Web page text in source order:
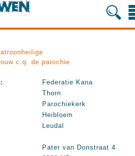
c.q. de parochie
Federatie Kana
Thorn
Parochiekerk
Heibloem
Leudal
Pater van Donstraat 4